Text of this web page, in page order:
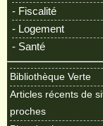
- Fiscalité
- Logement
- Santé
Bibliothèque Verte
Articles récents de
proches